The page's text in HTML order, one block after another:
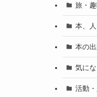
旅・
本、
本の
気に
活動